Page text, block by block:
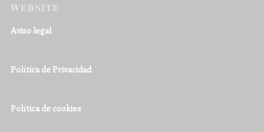
WEBSITE
Aviso legal
Política de Privacidad
Política de cookies